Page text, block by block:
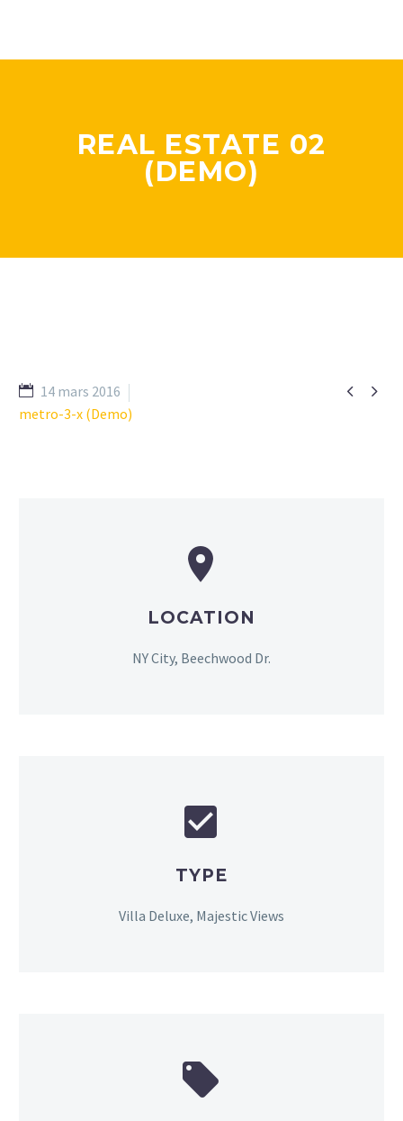
REAL ESTATE 02
(DEMO)
 
14 mars 2016
metro-3-x (Demo)


LOCATION
NY City, Beechwood Dr.


TYPE
Villa Deluxe, Majestic Views

